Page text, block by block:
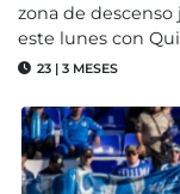
zona de
este lunes con
23 | 3 MESES